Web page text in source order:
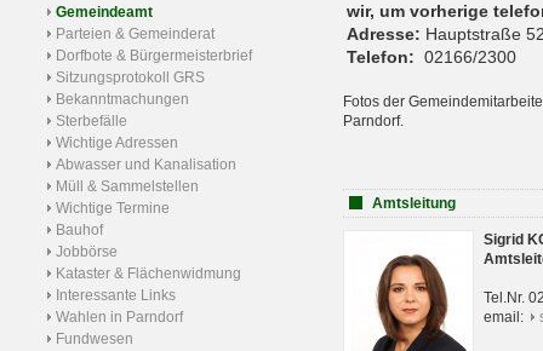
Gemeindeamt
Parteien & Gemeinderat
Dorfbote & Bürgermeisterbrief
Sitzungsprotokoll GRS
Bekanntmachungen
Sterbefälle
Wichtige Adressen
Abwasser und Kanalisation
Müll & Sammelstellen
Wichtige Termine
Bauhof
Jobbörse
Kataster & Flächenwidmung
Interessante Links
Wahlen in Parndorf
Fundwesen
wir, um vorherige
Adresse: Hauptstraße
Telefon: 02166/2300
Fotos der
Parndorf.
Amtsleitung
Sigrid
Tel.Nr.
email: